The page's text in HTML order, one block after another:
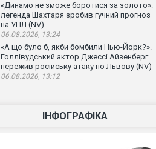
«Динамо не зможе боротися за золото»:
легенда Шахтаря зробив гучний прогноз
на УПЛ (NV)
06.08.2026, 13:24
«А що було б, якби бомбили Нью-Йорк?».
Голлівудський актор Джессі Айзенберг
пережив російську атаку по Львову (NV)
06.08.2026, 13:12
ІНФОГРАФІКА